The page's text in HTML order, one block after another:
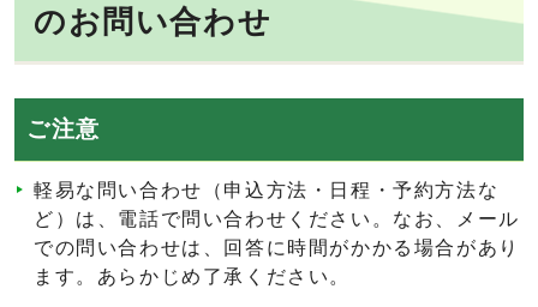
のお問い合わせ
ご注意
軽易な問い合わせ（申込方法・日程・予約方法な
ど）は、電話で問い合わせください。なお、メール
での問い合わせは、回答に時間がかかる場合があり
ます。あらかじめ了承ください。